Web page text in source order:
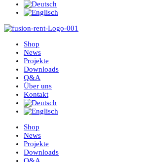
Shop
News
Projekte
Downloads
Q&A
Über uns
Kontakt
Shop
News
Projekte
Downloads